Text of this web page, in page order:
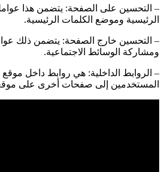
– التحسين على الصفحة: يتضمن هذا
الرئيسية وموضع الكلمات الرئيسية.
– التحسين خارج الصفحة: يتضمن ذلك
ومشاركة الوسائط الاجتماعية.
– الروابط الداخلية: هي روابط داخل
المستخدمين إلى صفحات أخرى على